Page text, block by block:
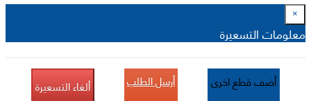
×
معلومات التسعيرة
أضف قطع اخرى أرسل الطلب ألغاء التسعيرة